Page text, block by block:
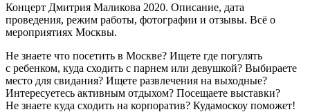
Концерт Дмитрия Маликова 2020. Описание, дата
проведения, режим работы, фотографии и отзывы. Всё о
мероприятиях Москвы.
Не знаете что посетить в Москве? Ищете где погулять
с ребенком, куда сходить с парнем или девушкой? Выбираете
место для свидания? Ищете развлечения на выходные?
Интересуетесь активным отдыхом? Посещаете выставки?
Не знаете куда сходить на корпоратив? Кудамоскоу поможет!